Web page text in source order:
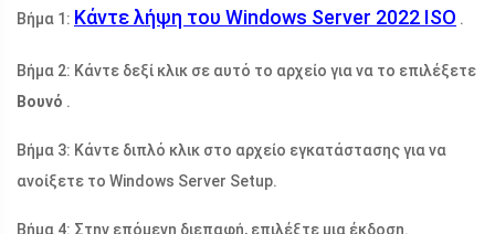
Βήμα 1: Κάντε λήψη του Windows Server 2022 ISO .
Βήμα 2: Κάντε δεξί κλικ σε αυτό το αρχείο για να το επιλέξετε
Βουνό .
Βήμα 3: Κάντε διπλό κλικ στο αρχείο εγκατάστασης για να
ανοίξετε το Windows Server Setup.
Βήμα 4: Στην επόμενη διεπαφή, επιλέξτε μια έκδοση.